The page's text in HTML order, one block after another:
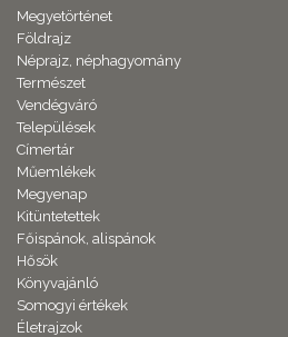
Megyetörténet
Földrajz
Néprajz, néphagyomány
Természet
Vendégváró
Települések
Címertár
Műemlékek
Megyenap
Kitüntetettek
Főispánok, alispánok
Hősök
Könyvajánló
Somogyi értékek
Életrajzok